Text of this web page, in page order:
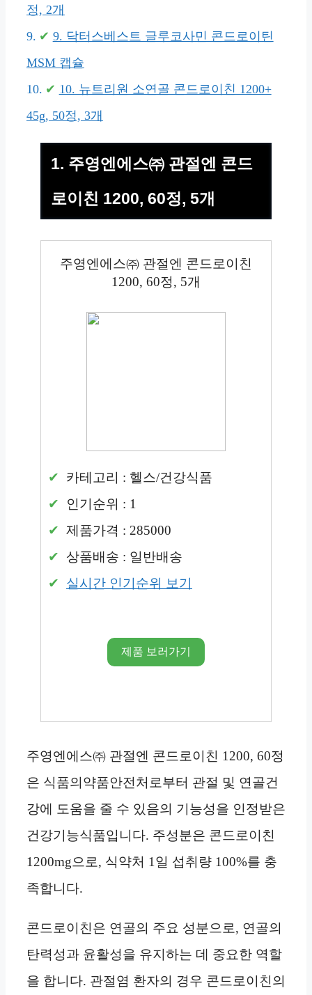
정, 2개
9. 닥터스베스트 글루코사민 콘드로이틴
MSM 캡슐
10. 뉴트리원 소연골 콘드로이친 1200+
45g, 50정, 3개
1. 주영엔에스㈜ 관절엔 콘드
로이친 1200, 60정, 5개
주영엔에스㈜ 관절엔 콘드로이친
1200, 60정, 5개
카테고리 : 헬스/건강식품
인기순위 : 1
제품가격 : 285000
상품배송 : 일반배송
실시간 인기순위 보기
제품 보러가기
주영엔에스㈜ 관절엔 콘드로이친 1200, 60정
은 식품의약품안전처로부터 관절 및 연골건
강에 도움을 줄 수 있음의 기능성을 인정받은
건강기능식품입니다. 주성분은 콘드로이친
1200mg으로, 식약처 1일 섭취량 100%를 충
족합니다.
콘드로이친은 연골의 주요 성분으로, 연골의
탄력성과 윤활성을 유지하는 데 중요한 역할
을 합니다. 관절염 환자의 경우 콘드로이친의